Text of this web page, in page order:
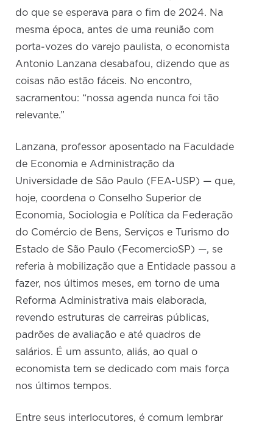
do que se esperava para o fim de 2024. Na
mesma época, antes de uma reunião com
porta-vozes do varejo paulista, o economista
Antonio Lanzana desabafou, dizendo que as
coisas não estão fáceis. No encontro,
sacramentou: “nossa agenda nunca foi tão
relevante.”
Lanzana, professor aposentado na Faculdade
de Economia e Administração da
Universidade de São Paulo (FEA-USP) — que,
hoje, coordena o Conselho Superior de
Economia, Sociologia e Política da Federação
do Comércio de Bens, Serviços e Turismo do
Estado de São Paulo (FecomercioSP) —, se
referia à mobilização que a Entidade passou a
fazer, nos últimos meses, em torno de uma
Reforma Administrativa mais elaborada,
revendo estruturas de carreiras públicas,
padrões de avaliação e até quadros de
salários. É um assunto, aliás, ao qual o
economista tem se dedicado com mais força
nos últimos tempos.
Entre seus interlocutores, é comum lembrar